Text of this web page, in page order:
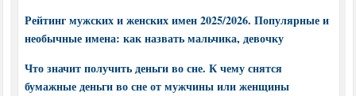
Рейтинг мужских и женских имен 2025/2026. Популярные и
необычные имена: как назвать мальчика, девочку
Что значит получить деньги во сне. К чему снятся
бумажные деньги во сне от мужчины или женщины